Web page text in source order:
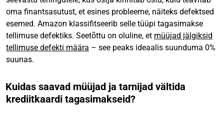
oma finantsasutust, et esines probleeme, näiteks defektsed
esemed. Amazon klassifitseerib selle tüüpi tagasimakse
tellimuse defektiks. Seetõttu on oluline, et müüjad jälgiksid
tellimuse defekti määra – see peaks ideaalis suunduma 0%
suunas.
Kuidas saavad müüjad ja tarnijad vältida
krediitkaardi tagasimakseid?